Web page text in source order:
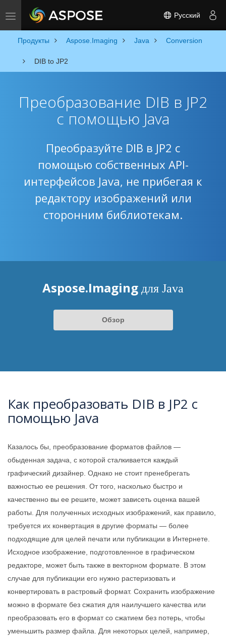
Toggle navigation Русский
Продукты Aspose.Imaging Java Conversion
DIB to JP2
Преобразование DIB в JP2
с помощью Java
Преобразуйте DIB в JP2 с
помощью собственных API-
интерфейсов Java, не прибегая к
редактору изображений или
сторонним библиотекам.
Aspose.Imaging для Java
Обзор
Как преобразовать DIB в JP2 с
помощью Java
Казалось бы, преобразование форматов файлов —
обыденная задача, с которой сталкивается каждый
графический дизайнер. Однако не стоит пренебрегать
важностью ее решения. От того, насколько быстро и
качественно вы ее решите, может зависеть оценка вашей
работы. Для полученных исходных изображений, как правило,
требуется их конвертация в другие форматы — более
подходящие для целей печати или публикации в Интернете.
Исходное изображение, подготовленное в графическом
редакторе, может быть также в векторном формате. В этом
случае для публикации его нужно растеризовать и
конвертировать в растровый формат. Сохранить изображение
можно в формате без сжатия для наилучшего качества или
преобразовать его в формат со сжатием без потерь, чтобы
уменьшить размер файла. Для некоторых целей, например,